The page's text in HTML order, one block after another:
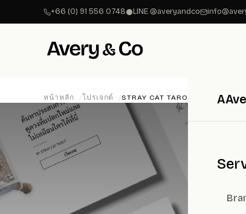
+66 (0) 91 556 0748 LINE @averyandco
A
หน้าหลัก โปรเจกต์ STRAY CAT TAROT